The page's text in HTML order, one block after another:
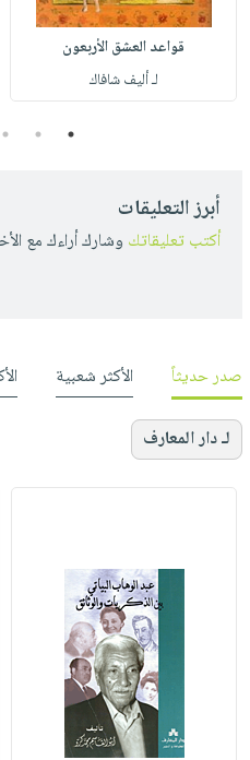
قواعد العشق الأربعون
لـ أليف شافاك
1
2
3
أبرز التعليقات
أكتب تعليقاتك وشارك أراءك مع
صدر حديثاً الأكثر شعبية
لـ دار المعارف